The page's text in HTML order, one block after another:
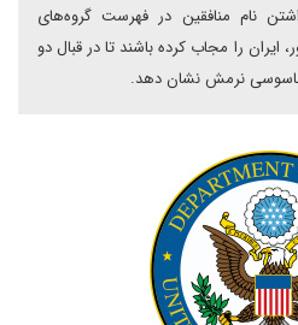
نام منافقین در فهرست گروه‌های
را مجاب کرده باشند تا در قبال دو
جاسوسی نرمش نشان دهد.